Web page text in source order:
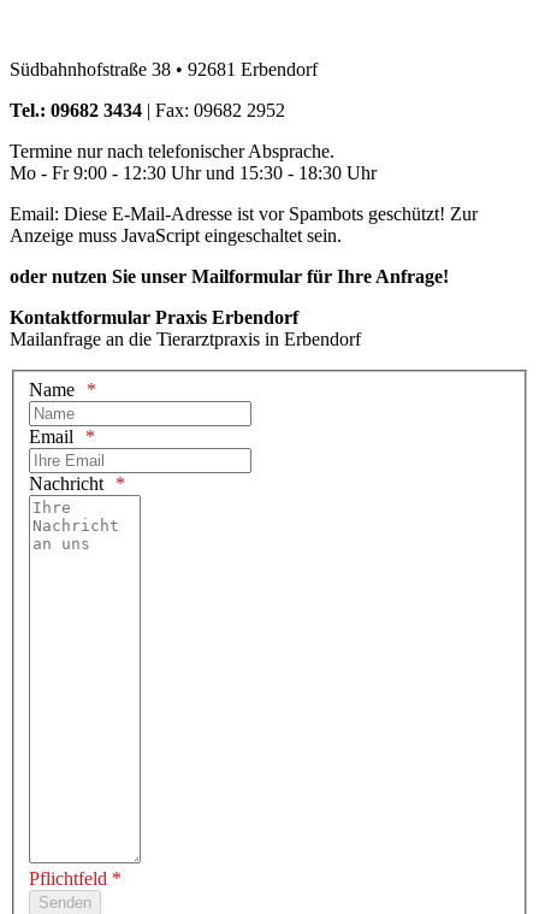
Südbahnhofstraße 38 • 92681 Erbendorf
Tel.: 09682 3434 | Fax: 09682 2952
Termine nur nach telefonischer Absprache.
Mo - Fr 9:00 - 12:30 Uhr und 15:30 - 18:30 Uhr
Email: Diese E-Mail-Adresse ist vor Spambots geschützt! Zur
Anzeige muss JavaScript eingeschaltet sein.
oder nutzen Sie unser Mailformular für Ihre Anfrage!
Kontaktformular Praxis Erbendorf
Mailanfrage an die Tierarztpraxis in Erbendorf
Name
Email
Nachricht
Pflichtfeld *